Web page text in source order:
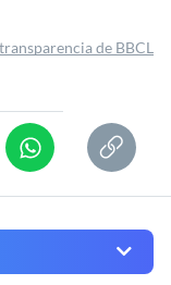
de BBCL